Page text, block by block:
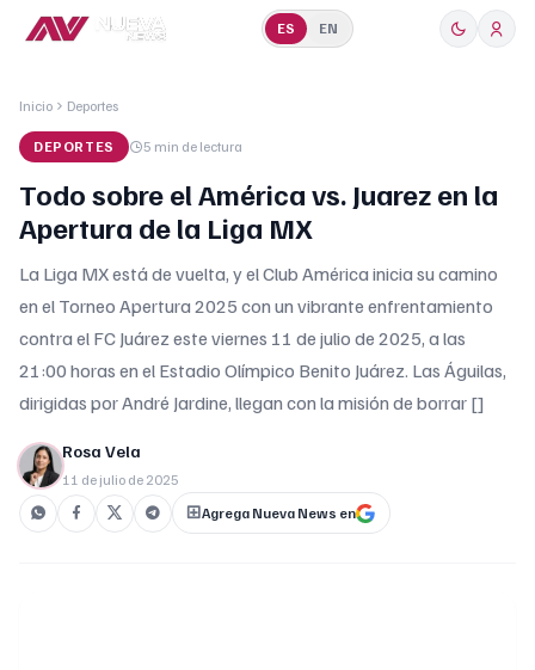
ES EN
Inicio Deportes
DEPORTES 5 min de lectura
Todo sobre el América vs. Juarez en la
Apertura de la Liga MX
La Liga MX está de vuelta, y el Club América inicia su camino
en el Torneo Apertura 2025 con un vibrante enfrentamiento
contra el FC Juárez este viernes 11 de julio de 2025, a las
21:00 horas en el Estadio Olímpico Benito Juárez. Las Águilas,
dirigidas por André Jardine, llegan con la misión de borrar []
Rosa Vela
11 de julio de 2025
Agrega Nueva News en